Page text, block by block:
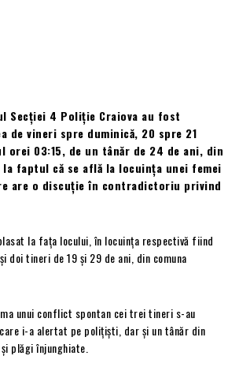
Secţiei 4 Poliție Craiova au fost
de vineri spre duminică, 20 spre 21
orei 03:15, de un tânăr de 24 de ani, din
faptul că se află la locuința unei femei
are o discuție în contradictoriu privind
la fața locului, în locuința respectivă fiind
doi tineri de 19 și 29 de ani, din comuna
unui conflict spontan cei trei tineri s-au
i-a alertat pe polițiști, dar și un tânăr din
plăgi înjunghiate.